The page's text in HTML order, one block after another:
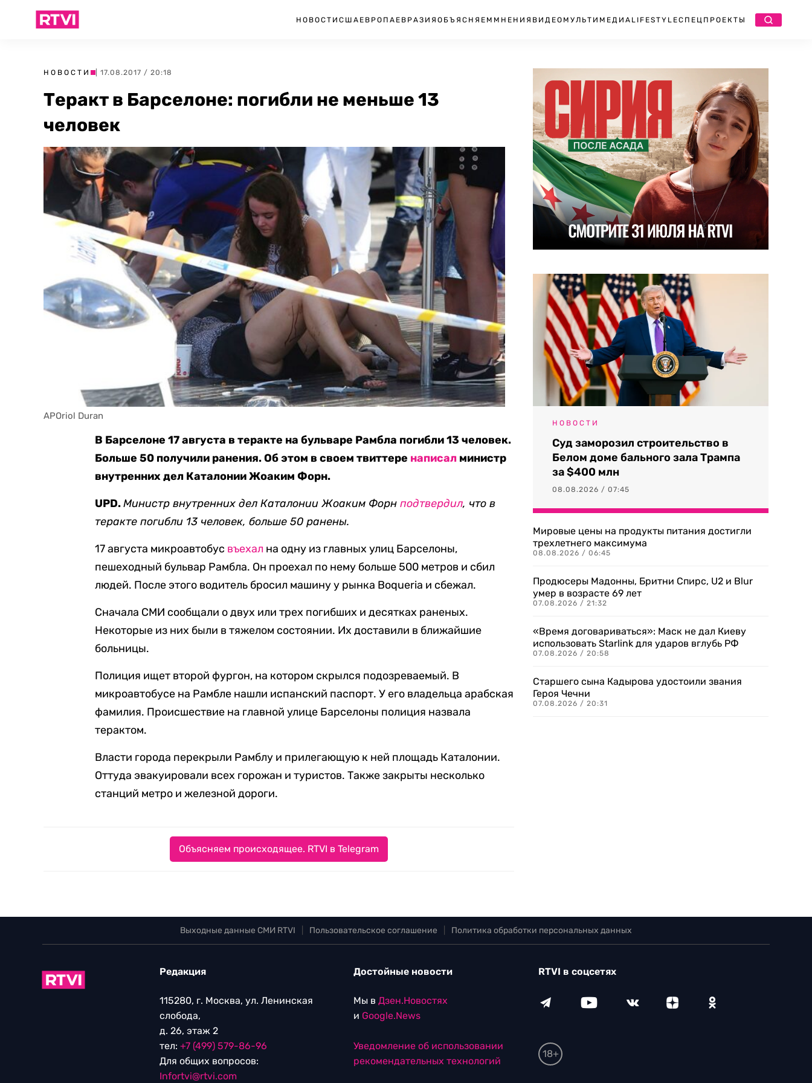
НОВОСТИ США ЕВРОПА ЕВРАЗИЯ ОБЪЯСНЯЕМ МНЕНИЯ ВИДЕО МУЛЬТИМЕДИА LIFESTYLEСПЕЦПРОЕКТЫ
НОВОСТИ | 17.08.2017 / 20:18
Теракт в Барселоне: погибли не меньше 13
человек
APOriol Duran
В Барселоне 17 августа в теракте на бульваре Рамбла погибли 13 человек.
Больше 50 получили ранения. Об этом в своем твиттере написал министр
внутренних дел Каталонии Жоаким Форн.
UPD. Министр внутренних дел Каталонии Жоаким Форнподтвердил, что в
теракте погибли 13 человек, больше 50 ранены.
17 августа микроавтобус въехал на одну из главных улиц Барселоны,
пешеходный бульвар Рамбла. Он проехал по нему больше 500 метров и сбил
людей. После этого водитель бросил машину у рынка Boqueria и сбежал.
Сначала СМИ сообщали о двух или трех погибших и десятках раненых.
Некоторые из них были в тяжелом состоянии. Их доставили в ближайшие
больницы.
Полиция ищет второй фургон, на котором скрылся подозреваемый. В
микроавтобусе на Рамбле нашли испанский паспорт. У его владельца арабская
фамилия. Происшествие на главной улице Барселоны полиция назвала
терактом.
Власти города перекрыли Рамблу и прилегающую к ней площадь Каталонии.
Оттуда эвакуировали всех горожан и туристов. Также закрыты несколько
станций метро и железной дороги.
Объясняем происходящее. RTVI в Telegram
НОВОСТИ
Суд заморозил строительство в
Белом доме бального зала Трампа
за $400 млн
08.08.2026 / 07:45
Мировые цены на продукты питания достигли
трехлетнего максимума
08.08.2026 / 06:45
Продюсеры Мадонны, Бритни Спирс, U2 и Blur
умер в возрасте 69 лет
07.08.2026 / 21:32
«Время договариваться»: Маск не дал Киеву
использовать Starlink для ударов вглубь РФ
07.08.2026 / 20:58
Старшего сына Кадырова удостоили звания
Героя Чечни
07.08.2026 / 20:31
Выходные данные СМИ RTVI Пользовательское соглашение Политика обработки персональных данных
Редакция
115280, г. Москва, ул. Ленинская
слобода,
д. 26, этаж 2
тел: +7 (499) 579-86-96
Для общих вопросов:
Infortvi@rtvi.com
Достойные новости
Мы в Дзен.Новостях
и Google.News
Уведомление об использовании
рекомендательных технологий
RTVI в соцсетях
18+